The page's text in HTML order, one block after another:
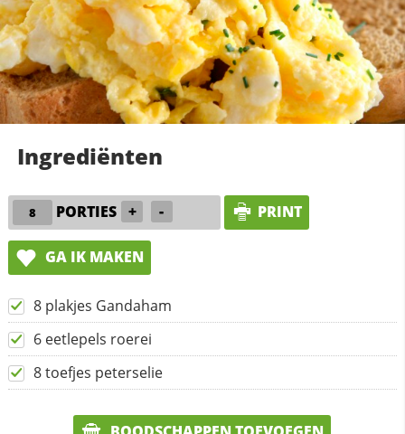
Ingrediënten
PORTIES + - PRINT
GA IK MAKEN
8 plakjes Gandaham
6 eetlepels roerei
8 toefjes peterselie